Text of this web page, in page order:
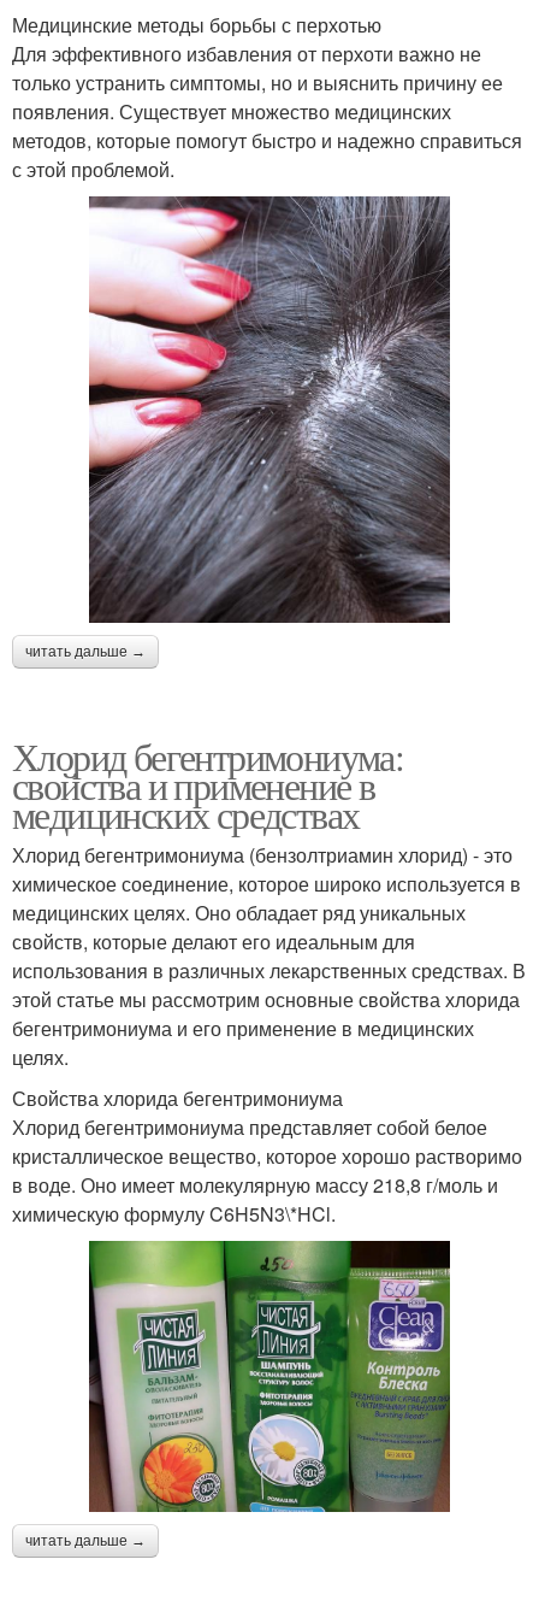
Медицинские методы борьбы с перхотью
Для эффективного избавления от перхоти важно не
только устранить симптомы, но и выяснить причину ее
появления. Существует множество медицинских
методов, которые помогут быстро и надежно справиться
с этой проблемой.
читать дальше →
Хлорид бегентримониума:
свойства и применение в
медицинских средствах
Хлорид бегентримониума (бензолтриамин хлорид) - это
химическое соединение, которое широко используется в
медицинских целях. Оно обладает ряд уникальных
свойств, которые делают его идеальным для
использования в различных лекарственных средствах. В
этой статье мы рассмотрим основные свойства хлорида
бегентримониума и его применение в медицинских
целях.
Свойства хлорида бегентримониума
Хлорид бегентримониума представляет собой белое
кристаллическое вещество, которое хорошо растворимо
в воде. Оно имеет молекулярную массу 218,8 г/моль и
химическую формулу C6H5N3\*HCl.
читать дальше →